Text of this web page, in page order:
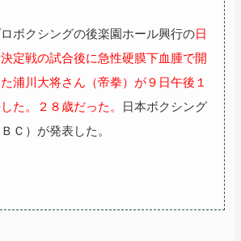
ボクシングの後楽園ホール興行の日
定戦の試合後に急性硬膜下血腫で開
浦川大将さん（帝拳）が９日午後１
た。２８歳だった。
日本ボクシング
Ｃ）が発表した。